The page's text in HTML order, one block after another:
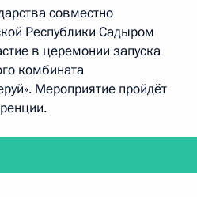
совместно
Республики Садыром
в церемонии запуска
комбината
Мероприятие пройдёт